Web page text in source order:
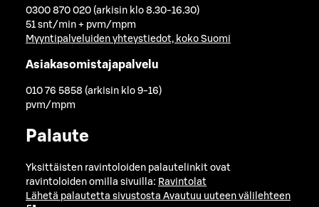
0300 870 020 (arkisin klo 8.30-16.30)
51 snt/min + pvm/mpm
Myyntipalveluiden yhteystiedot, koko Suomi
Asiakasomistajapalvelu
010 76 5858 (arkisin klo 9-16)
pvm/mpm
Palaute
Yksittäisten ravintoloiden palautelinkit ovat
ravintoloiden omilla sivuilla: Ravintolat
Lähetä palautetta sivustosta Avautuu uuteen välilehteen